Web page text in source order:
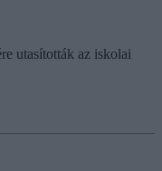
utasították az iskolai